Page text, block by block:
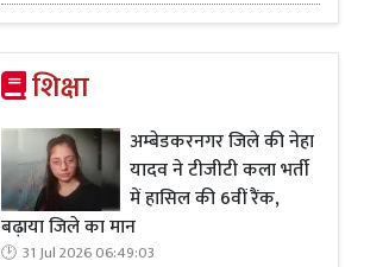
शिक्षा
अम्बेडकरनगर जिले की नेहा
यादव ने टीजीटी कला भर्ती
में हासिल की 6वीं रैंक,
बढ़ाया जिले का मान
31 Jul 2026 06:49:03